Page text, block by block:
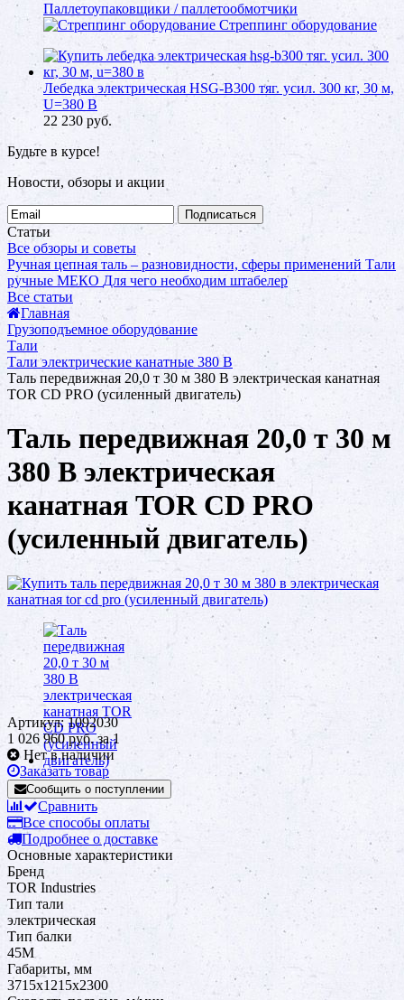
Паллетоупаковщики / паллетообмотчики
Стреппинг оборудование
Лебедка электрическая HSG-B300 тяг. усил. 300 кг, 30 м,
U=380 В
22 230 руб.
Будьте в курсе!
Новости, обзоры и акции
Подписаться
Статьи
Все обзоры и советы
Ручная цепная таль – разновидности, сферы применений Тали
ручные МЕКО Для чего необходим штабелер
Все статьи
Главная
Грузоподъемное оборудование
Тали
Тали электрические канатные 380 В
Таль передвижная 20,0 т 30 м 380 В электрическая канатная
TOR CD PRO (усиленный двигатель)
Таль передвижная 20,0 т 30 м
380 В электрическая
канатная TOR CD PRO
(усиленный двигатель)
Артикул: 1092030
1 026 960 руб.за 1
Нет в наличии
Заказать товар
Сообщить о поступлении
Сравнить
Все способы оплаты
Подробнее о доставке
Основные характеристики
Бренд
TOR Industries
Тип тали
электрическая
Тип балки
45М
Габариты, мм
3715х1215х2300